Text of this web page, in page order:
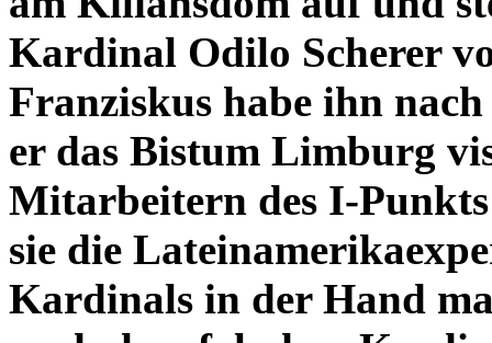
Kardinal Odilo Scherer
Franziskus habe ihn
er das Bistum Limburg
Mitarbeitern des I-
sie die
Kardinals in der Hand